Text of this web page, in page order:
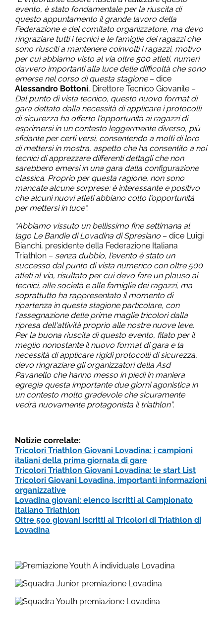
evento, è stato fondamentale per la riuscita di
questo appuntamento il grande lavoro della
Federazione e del comitato organizzatore, ma devo
ringraziare tutti i tecnici e le famiglie dei ragazzi che
sono riusciti a mantenere coinvolti i ragazzi, motivo
per cui abbiamo visto al via oltre 500 atleti, numeri
davvero importanti alla luce delle difficoltà che sono
emerse nel corso di questa stagione– dice
Alessandro Bottoni, Direttore Tecnico Giovanile –
Dal punto di vista tecnico, questo nuovo format di
gara dettato dalla necessità di applicare i protocolli
di sicurezza ha offerto l'opportunità ai ragazzi di
esprimersi in un contesto leggermente diverso, più
sfidante per certi versi, consentendo a molti di loro
di mettersi in mostra, aspetto che ha consentito a noi
tecnici di apprezzare differenti dettagli che non
sarebbero emersi in una gara dalla configurazione
classica. Proprio per questa ragione, non sono
mancate alcune sorprese: è interessante e positivo
che alcuni nuovi atleti abbiano colto l'opportunità
per mettersi in luce”.
“Abbiamo vissuto un bellissimo fine settimana al
lago Le Bandie di Lovadina di Spresiano – dice Luigi
Bianchi, presidente della Federazione Italiana
Triathlon – senza dubbio, l'evento è stato un
successo dal punto di vista numerico con oltre 500
atleti al via, risultato per cui devo fare un plauso ai
tecnici, alle società e alle famiglie dei ragazzi, ma
soprattutto ha rappresentato il momento di
ripartenza in questa stagione particolare, con
l'assegnazione delle prime maglie tricolori dalla
ripresa dell'attività proprio alle nostre nuove leve.
Per la buona riuscita di questo evento, filato per il
meglio nonostante il nuovo format di gara e la
necessità di applicare rigidi protocolli di sicurezza,
devo ringraziare gli organizzatori della Asd
Pavanello che hanno messo in piedi in maniera
egregia questa importante due giorni agonistica in
un contesto molto gradevole che sicuramente
vedrà nuovamente protagonista il triathlon”.
Notizie correlate:
Tricolori Triathlon Giovani Lovadina: i campioni
italiani della prima giornata di gare
Tricolori Triathlon Giovani Lovadina: le start List
Tricolori Giovani Lovadina, importanti informazioni
organizzative
Lovadina giovani: elenco iscritti al Campionato
Italiano Triathlon
Oltre 500 giovani iscritti ai Tricolori di Triathlon di
Lovadina